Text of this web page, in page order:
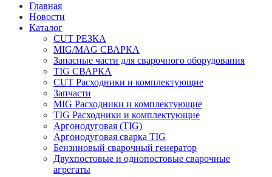
Главная
Новости
Каталог
CUT РЕЗКА
MIG/MAG СВАРКА
Запасные части для сварочного оборудования
TIG СВАРКА
CUT Расходники и комплектующие
Запчасти
MIG Расходники и комплектующие
TIG Расходники и комплектующие
Аргонодуговая (TIG)
Аргонодуговая сварка TIG
Бензиновый сварочный генератор
Двухпостовые и однопостовые сварочные
агрегаты